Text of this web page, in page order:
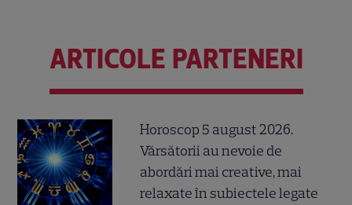
ARTICOLE PARTENERI
Horoscop 5 august 2026.
Vărsătorii au nevoie de
abordări mai creative, mai
relaxate în subiectele legate